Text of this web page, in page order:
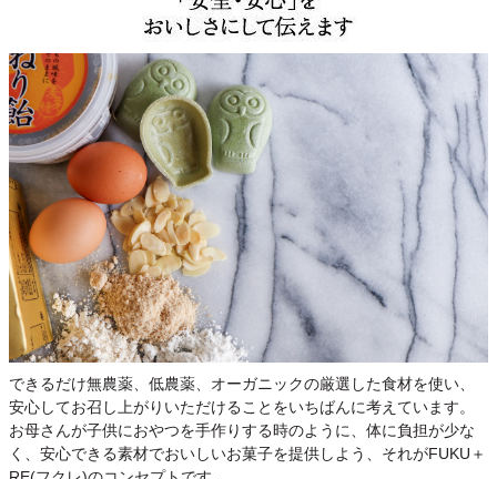
できるだけ無農薬、低農薬、オーガニックの厳選した食材を使い、
安心してお召し上がりいただけることをいちばんに考えています。
お母さんが子供におやつを手作りする時のように、体に負担が少な
く、安心できる素材でおいしいお菓子を提供しよう、それがFUKU＋